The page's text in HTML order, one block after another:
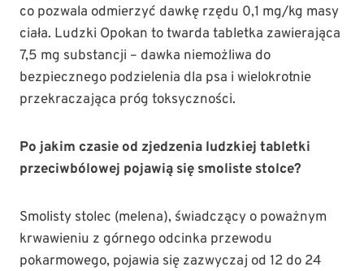
co pozwala odmierzyć dawkę rzędu 0,1 mg/kg masy
ciała. Ludzki Opokan to twarda tabletka zawierająca
7,5 mg substancji – dawka niemożliwa do
bezpiecznego podzielenia dla psa i wielokrotnie
przekraczająca próg toksyczności.
Po jakim czasie od zjedzenia ludzkiej tabletki
przeciwbólowej pojawią się smoliste stolce?
Smolisty stolec (melena), świadczący o poważnym
krwawieniu z górnego odcinka przewodu
pokarmowego, pojawia się zazwyczaj od 12 do 24